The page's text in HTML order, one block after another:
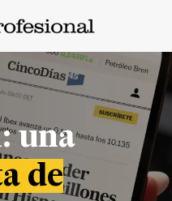
una
de